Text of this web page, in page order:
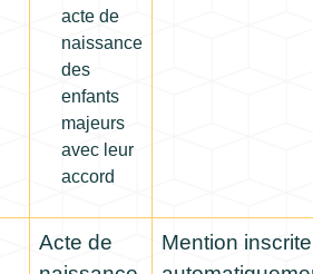
acte de
naissance
des
enfants
majeurs
avec leur
accord
Acte de
Mention inscrite